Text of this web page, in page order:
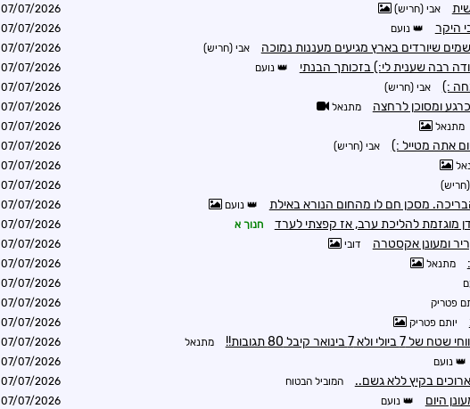
אבי (חריש) 07/07/2026 19:16
היקר נועם 07/07/2026 19:17
שיורדים בארץ מגיעים מעננות נמוכה אבי (חריש) 07/07/2026 19:20
רבה שענית לי:) בזכותך הבנתי נועם 07/07/2026 19:21
:) אבי (חריש) 07/07/2026 19:22
כרגע ומסוכן לרחצה מתנאל 07/07/2026 18:48
מתנאל 07/07/2026 18:49
אתה מטייל :) אבי (חריש) 07/07/2026 19:30
07/07/2026 19:34
07/07/2026 19:51
מסכן חם לו מהחום הנורא באילת נועם 07/07/2026 19:33
מוגזמת להליכת ערב, אז קפצתי לערד חנוך א 07/07/2026 19:33
ומעונן אקסטרה דובי 07/07/2026 19:38
מתנאל 07/07/2026 19:39
07/07/2026 20:03
פטריק 07/07/2026 20:48
יותם פטריק 07/07/2026 21:05
קיבל 80 תגובות!! מתנאל 07/07/2026 21:15
נועם 07/07/2026 21:17
בקיץ ללא גשם.. המוביל הבטוח 07/07/2026 21:45
היום נועם 07/07/2026 21:49